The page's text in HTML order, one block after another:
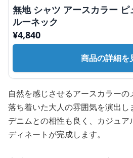
無地 シャツ アースカラー ピ
ルーネック
¥4,840
商品の詳細を
自然を感じさせるアースカラーの
落ち着いた大人の雰囲気を演出し
デニムとの相性も良く、カジュ
ディネートが完成します。